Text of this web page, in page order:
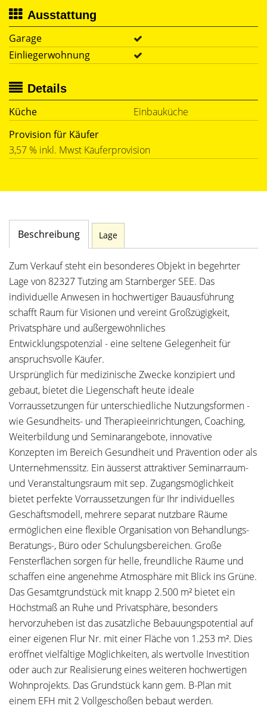
Ausstattung
Garage
Einliegerwohnung
Details
Küche
Einbauküche
Provision für Käufer
3,57 % inkl. Mwst Käuferprovision
Beschreibung Lage
Zum Verkauf steht ein besonderes Objekt in begehrter
Lage von 82327 Tutzing am Starnberger SEE. Das
individuelle Anwesen in hochwertiger Bauausführung
schafft Raum für Visionen und vereint Großzügigkeit,
Privatsphäre und außergewöhnliches
Entwicklungspotenzial - eine seltene Gelegenheit für
anspruchsvolle Käufer.
Ursprünglich für medizinische Zwecke konzipiert und
gebaut, bietet die Liegenschaft heute ideale
Vorraussetzungen für unterschiedliche Nutzungsformen -
wie Gesundheits- und Therapieeinrichtungen, Coaching,
Weiterbildung und Seminarangebote, innovative
Konzepten im Bereich Gesundheit und Prävention oder als
Unternehmenssitz. Ein äusserst attraktiver Seminarraum-
und Veranstaltungsraum mit sep. Zugangsmöglichkeit
bietet perfekte Vorraussetzungen für Ihr individuelles
Geschäftsmodell, mehrere separat nutzbare Räume
ermöglichen eine flexible Organisation von Behandlungs-
Beratungs-, Büro oder Schulungsbereichen. Große
Fensterflächen sorgen für helle, freundliche Räume und
schaffen eine angenehme Atmosphäre mit Blick ins Grüne.
Das Gesamtgrundstück mit knapp 2.500 m² bietet ein
Höchstmaß an Ruhe und Privatsphäre, besonders
hervorzuheben ist das zusätzliche Bebauungspotential auf
einer eigenen Flur Nr. mit einer Fläche von 1.253 m². Dies
eröffnet vielfältige Möglichkeiten, als wertvolle Investition
oder auch zur Realisierung eines weiteren hochwertigen
Wohnprojekts. Das Grundstück kann gem. B-Plan mit
einem EFH mit 2 Vollgeschoßen bebaut werden.